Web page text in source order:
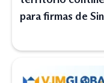
para firmas de